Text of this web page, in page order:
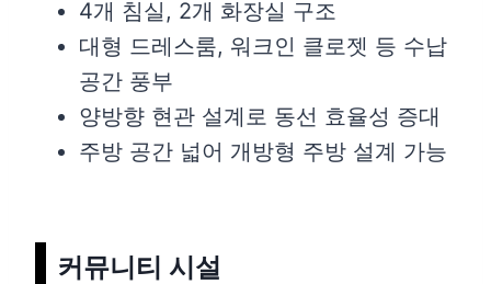
4개 침실, 2개 화장실 구조
대형 드레스룸, 워크인 클로젯 등 수납
공간 풍부
양방향 현관 설계로 동선 효율성 증대
주방 공간 넓어 개방형 주방 설계 가능
커뮤니티 시설